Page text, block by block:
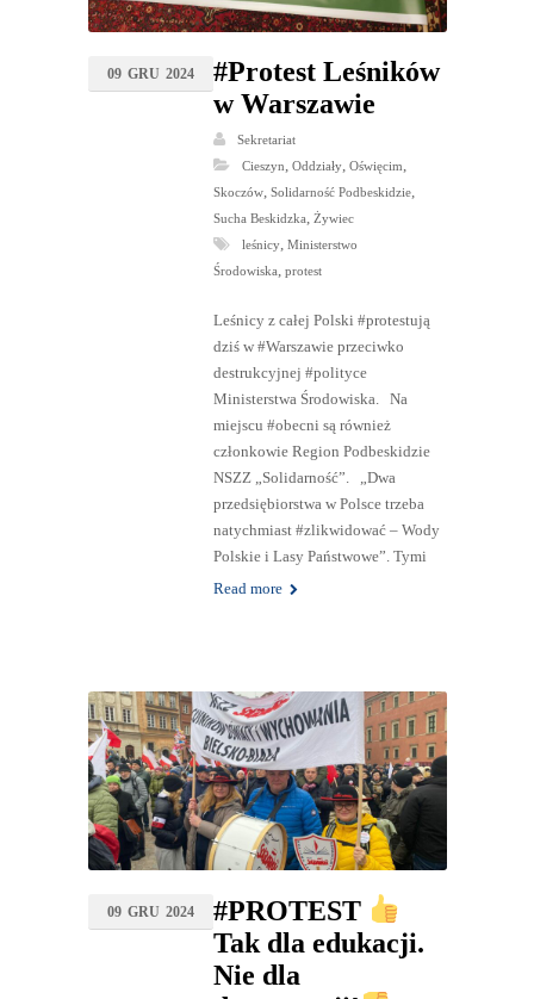
09 GRU 2024
#Protest Leśników
w Warszawie
Sekretariat
Cieszyn Oddziały, Oświęcim
Skoczów, Solidarność Podbeskidzie,
Sucha Beskidzka
Żywiec
leśnicy, Ministerstwo
Środowiska protest
Leśnicy z całej Polski #protestują
dziś w #Warszawie przeciwko
destrukcyjnej #polityce
Ministerstwa Środowiska. Na
miejscu #obecni są również
członkowie Region Podbeskidzie
NSZZ „Solidarność”. „Dwa
przedsiębiorstwa w Polsce trzeba
natychmiast #zlikwidować – Wody
Polskie i Lasy Państwowe”. Tymi
Read more
09 GRU 2024
#PROTEST
Tak dla edukacji.
Nie dla